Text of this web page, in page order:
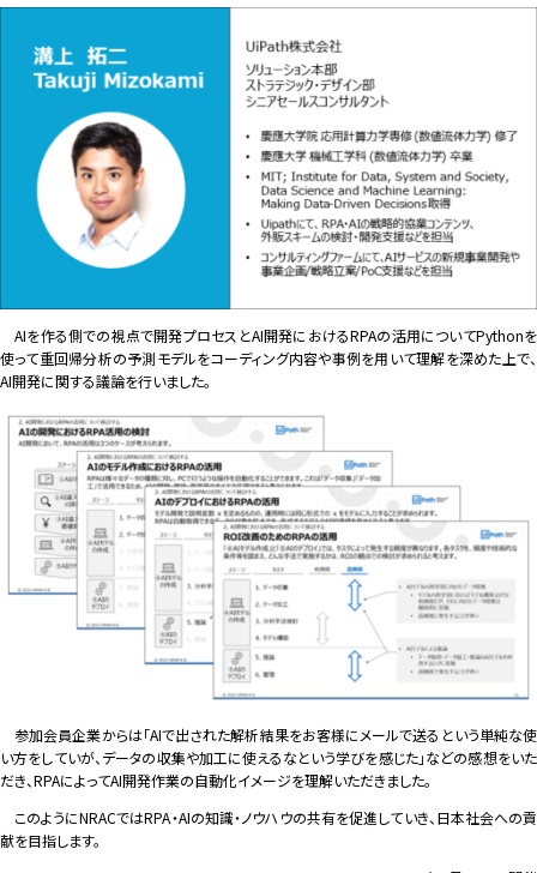
AIを作る側での視点で開発プロセスとAI開発におけるRPAの活用についてPythonを
使って重回帰分析の予測モデルをコーディング内容や事例を用いて理解を深めた上で、
AI開発に関する議論を行いました。
参加会員企業からは「AIで出された解析結果をお客様にメールで送るという単純な使
い方をしていが、データの収集や加工に使えるなという学びを感じた」などの感想をいた
だき、RPAによってAI開発作業の自動化イメージを理解いただきました。
このようにNRACではRPA・AIの知識・ノウハウの共有を促進していき、日本社会への貢
献を目指します。